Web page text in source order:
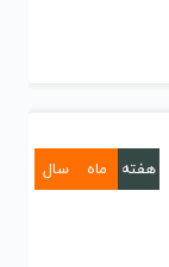
هفته ماه سال